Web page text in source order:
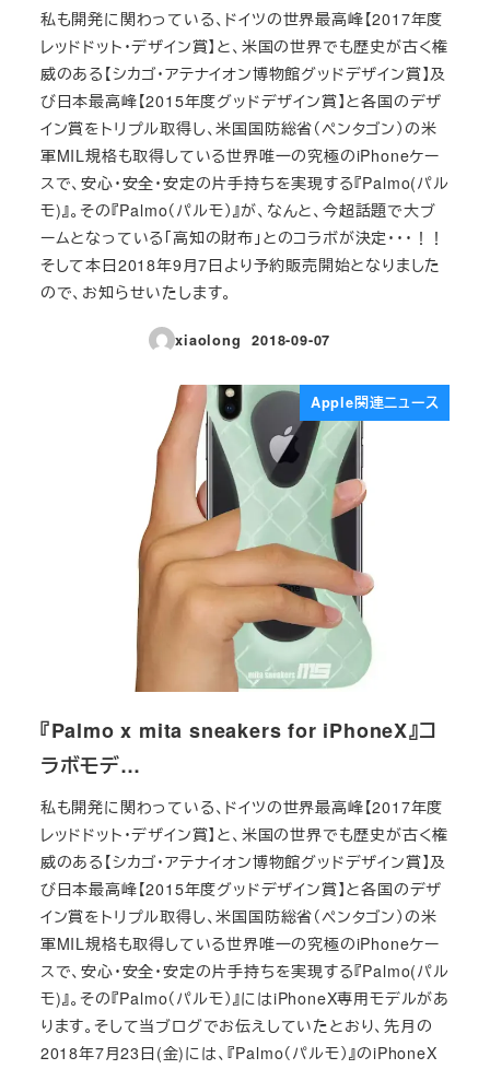
私も開発に関わっている、ドイツの世界最高峰【2017年度
レッドドット・デザイン賞】と、米国の世界でも歴史が古く権
威のある【シカゴ・アテナイオン博物館グッドデザイン賞】及
び日本最高峰【2015年度グッドデザイン賞】と各国のデザ
イン賞をトリプル取得し、米国国防総省（ペンタゴン）の米
軍MIL規格も取得している世界唯一の究極のiPhoneケー
スで、安心・安全・安定の片手持ちを実現する『Palmo(パル
モ)』。その『Palmo（パルモ）』が、なんと、今超話題で大ブ
ームとなっている「高知の財布」とのコラボが決定・・・！！
そして本日2018年9月7日より予約販売開始となりました
ので、お知らせいたします。
xiaolong
投稿日
2018-09-07
Apple関連ニュース
『Palmo x mita sneakers for iPhoneX』コ
ラボモデ…
私も開発に関わっている、ドイツの世界最高峰【2017年度
レッドドット・デザイン賞】と、米国の世界でも歴史が古く権
威のある【シカゴ・アテナイオン博物館グッドデザイン賞】及
び日本最高峰【2015年度グッドデザイン賞】と各国のデザ
イン賞をトリプル取得し、米国国防総省（ペンタゴン）の米
軍MIL規格も取得している世界唯一の究極のiPhoneケー
スで、安心・安全・安定の片手持ちを実現する『Palmo(パル
モ)』。その『Palmo（パルモ）』にはiPhoneX専用モデルがあ
ります。そして当ブログでお伝えしていたとおり、先月の
2018年7月23日(金)には、『Palmo（パルモ）』のiPhoneX